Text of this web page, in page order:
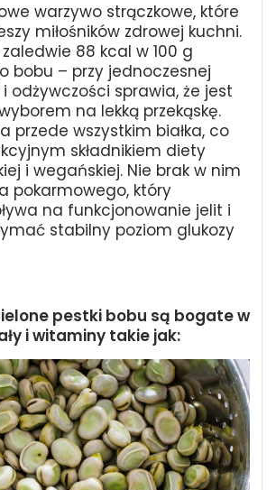
warzywo strączkowe, które
miłośników zdrowej kuchni.
zaledwie 88 kcal w 100 g
bobu – przy jednoczesnej
odżywczości sprawia, że jest
na lekką przekąskę.
przede wszystkim białka, co
składnikiem diety
i wegańskiej. Nie brak w nim
pokarmowego, który
na funkcjonowanie jelit i
stabilny poziom glukozy
pestki bobu są bogate w
i witaminy takie jak: